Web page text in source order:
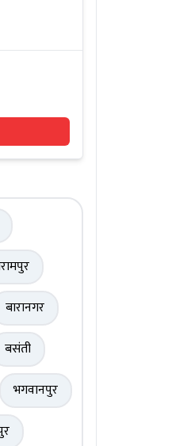
बारानगर
बसंती
भगवानपुर